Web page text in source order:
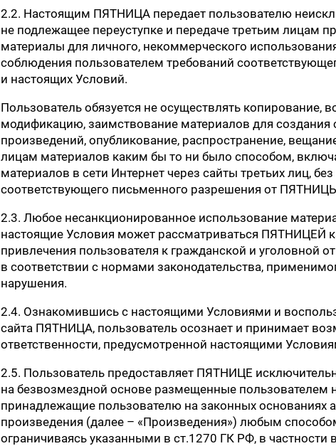
2.2. Настоящим ПЯТНИЦА передает пользователю
не подлежащее переуступке и передаче третьим лицам
материалы для личного, некоммерческого
соблюдения пользователем требований
и настоящих Условий.
Пользователь обязуется не осуществлять копирование,
модификацию, заимствование материалов для создания
произведений, опубликование, распространение,
лицам материалов каким бы то ни было способом,
материалов в сети Интернет через сайты третьих лиц,
соответствующего письменного разрешения от
2.3. Любое несанкционированное использование
настоящие Условия может рассматриваться ПЯТНИЦЕЙ
привлечения пользователя к гражданской и уголовной
в соответствии с нормами законодательства,
нарушения.
2.4. Ознакомившись с настоящими Условиями и
сайта ПЯТНИЦА, пользователь осознает и принимает
ответственности, предусмотренной настоящими
2.5. Пользователь предоставляет ПЯТНИЦЕ
на безвозмездной основе размещенные пользователем
принадлежащие пользователю на законных основаниях
произведения (далее – «Произведения») любым
ограничиваясь указанными в ст.1270 ГК РФ, в частности